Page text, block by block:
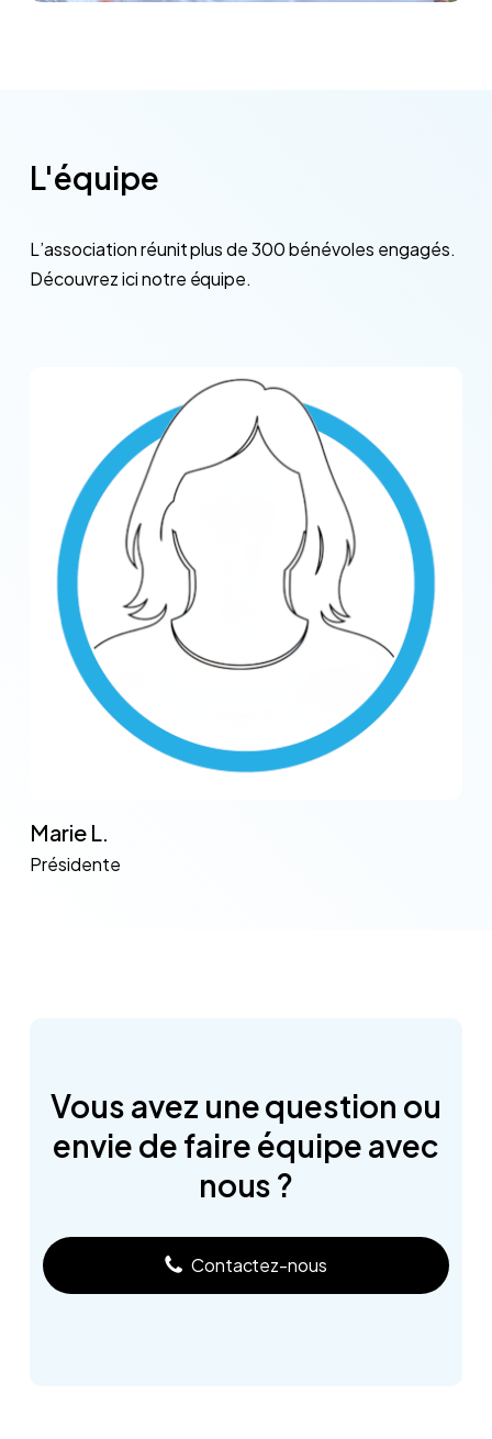
L'équipe
L’associationréunitplus de 300 bénévoles engagés.
Découvrezicinotre équipe.
Marie L.
Présidente
Vous avez unequestion ou
envie de faire équipe avec
nous ?
Contactez-nous